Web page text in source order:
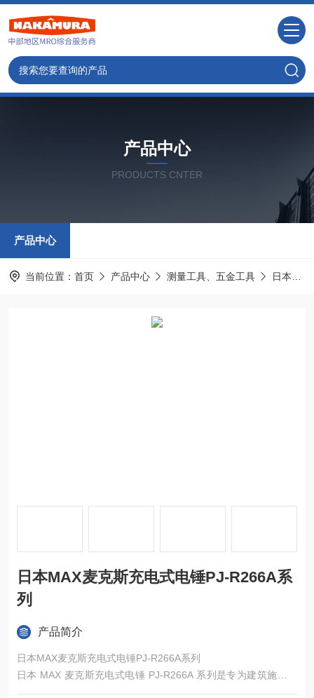
产品中心
PRODUCTS CNTER
产品中心
当前位置： 首页 产品中心 测量工具、五金工具 日本MAX麦克斯
日本MAX麦克斯充电式电锤PJ-R266A系
列
产品简介
日本MAX麦克斯充电式电锤PJ-R266A系列
日本 MAX 麦克斯充电式电锤 PJ-R266A 系列是专为建筑施工、
装修工程及管道安装设计的专业无线电锤工具，采用 25.2V 锂离